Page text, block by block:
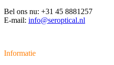
Bel ons nu: +31 45 8881257
E-mail: info@seroptical.nl
Informatie